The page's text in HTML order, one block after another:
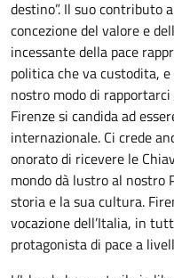
destino”. Il suo contributo
concezione del valore e
incessante della pace
politica che va custodita,
nostro modo di
Firenze si candida ad
internazionale. Ci crede
onorato di ricevere le
mondo dà lustro al nostro
storia e la sua cultura.
vocazione dell’Italia, in
protagonista di pace a